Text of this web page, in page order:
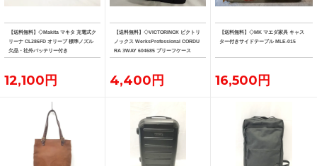
【送料無料】◇Makita マキタ 充電式ク
リーナ CL286FD オリーブ 標準ノズル
欠品・社外バッテリー付き
12,100円
【送料無料】◇VICTORINOX ビクトリ
ノックス WerksProfessional CORDU
RA 3WAY 604685 ブリーフケース
4,400円
【送料無料】◇MK マエダ家具 キャス
ター付きサイドテーブル MLE-015
16,500円